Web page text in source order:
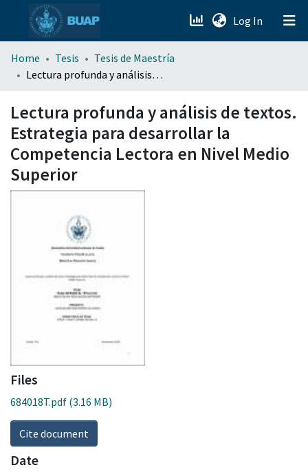
Log In (current)
menu.section.about_menu
Home Tesis
Tesis de Maestría
Lectura profunda y análisis de textos. Estrategia para desarrollar la Competencia Lectora en Nivel Medio Superior
Lectura profunda y análisis de textos.
Estrategia para desarrollar la
Competencia Lectora en Nivel Medio
Superior
Files
684018T.pdf (3.16 MB)
Cite document
Date